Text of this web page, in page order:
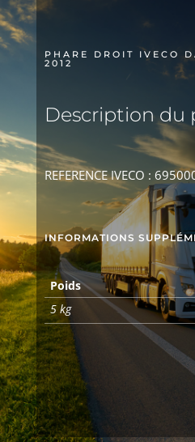
PHARE DROIT IVECO
2012
Description du
REFERENCE IVECO :
INFORMATIONS
Poids
5 kg